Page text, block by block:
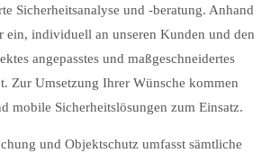
Sicherheitsanalyse und -beratung. Anhand
ein, individuell an unseren Kunden und den
angepasstes und maßgeschneidertes
Zur Umsetzung Ihrer Wünsche kommen
mobile Sicherheitslösungen zum Einsatz.
und Objektschutz umfasst sämtliche